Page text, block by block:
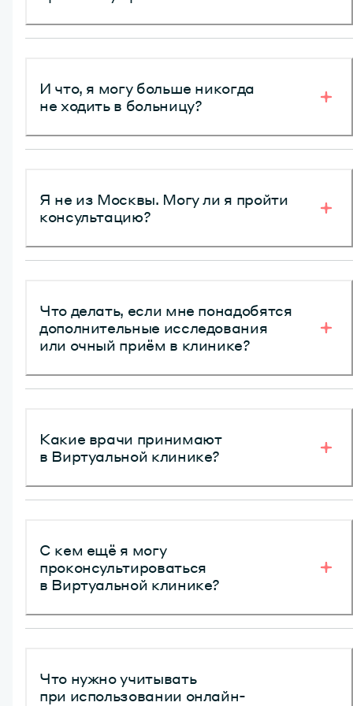
И что, я могу больше никогда
не ходить в больницу?
приём в клинике для дополнительного обследования
или в случае экстренной ситуации
Я не из Москвы. Могу ли я пройти
консультацию?
Что делать, если мне понадобятся
дополнительные исследования
или очный приём в клинике?
Какие врачи принимают
в Виртуальной клинике?
консультации специалистов 23 профилей: 14 взрослых
и 9 детских
С кем ещё я могу
проконсультироваться
в Виртуальной клинике?
оплатить консультацию, перейдите в магазин
приложения «Лучи Здоровье» или напишите в чат
Что нужно учитывать
при использовании онлайн-